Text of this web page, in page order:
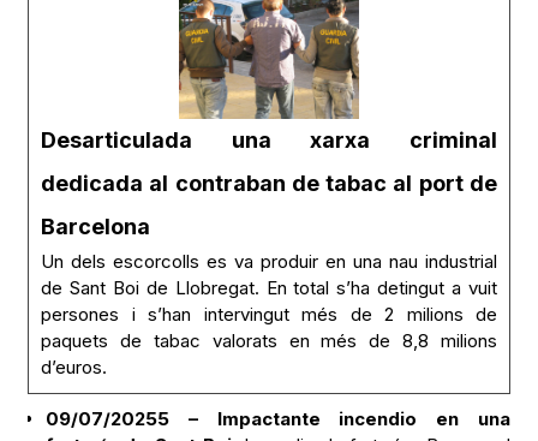
Desarticulada una xarxa criminal
dedicada al contraban de tabac al port de
Barcelona
Un dels escorcolls es va produir en una nau industrial
de Sant Boi de Llobregat. En total s’ha detingut a vuit
persones i s’han intervingut més de 2 milions de
paquets de tabac valorats en més de 8,8 milions
d’euros.
09/07/20255 – Impactante incendio en una